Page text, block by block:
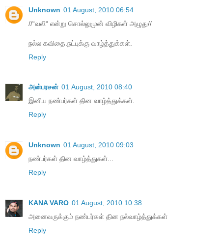
Unknown 01 August, 2010 06:54
//“வலி“ என்று சொல்லுமுன் விழிகள் அழுது//
நல்ல கவிதை.நட்புக்கு வாழ்த்துக்கள்.
Reply
அன்பரசன் 01 August, 2010 08:40
இனிய நண்பர்கள் தின வாழ்த்துக்கள்.
Reply
Unknown 01 August, 2010 09:03
நண்பர்கள் தின வாழ்த்துகள்...
Reply
KANA VARO 01 August, 2010 10:38
அனைவருக்கும் நண்பர்கள் தின நல்வாழ்த்துக்கள்
Reply